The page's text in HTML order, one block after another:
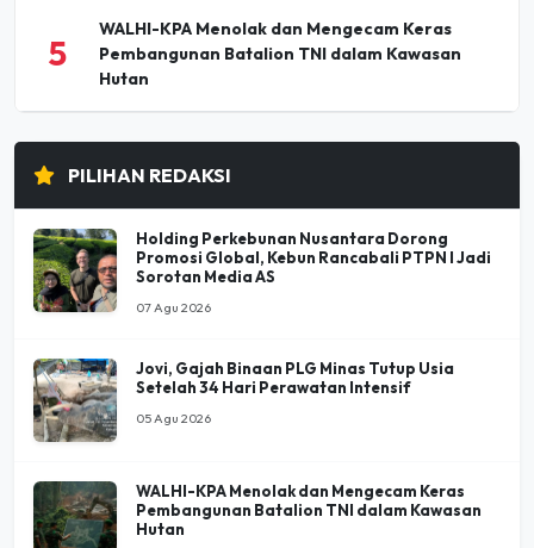
5
WALHI-KPA Menolak dan Mengecam Keras
Pembangunan Batalion TNI dalam Kawasan
Hutan
PILIHAN REDAKSI
Holding Perkebunan Nusantara Dorong
Promosi Global, Kebun Rancabali PTPN I Jadi
Sorotan Media AS
07 Agu 2026
Jovi, Gajah Binaan PLG Minas Tutup Usia
Setelah 34 Hari Perawatan Intensif
05 Agu 2026
WALHI-KPA Menolak dan Mengecam Keras
Pembangunan Batalion TNI dalam Kawasan
Hutan